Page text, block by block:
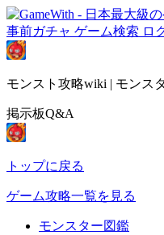
事前ガチャ ゲーム検索 ロ
モンスト攻略wiki | モンス
掲示板Q&A
トップに戻る
ゲーム攻略一覧を見る
モンスター図鑑